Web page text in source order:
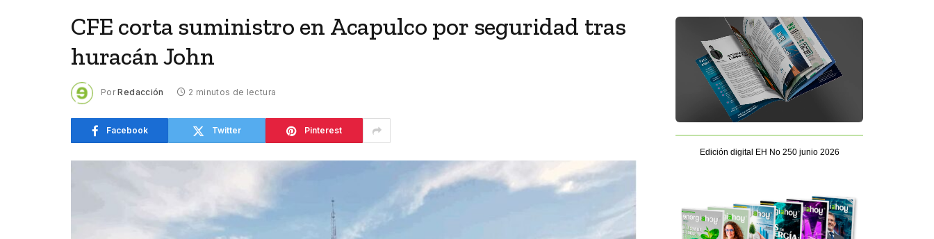
CFE corta suministro en Acapulco por seguridad tras
huracán John
Por Redacción 2 minutos de lectura
Facebook Twitter Pinterest
Edición digital EH No 250 junio 2026